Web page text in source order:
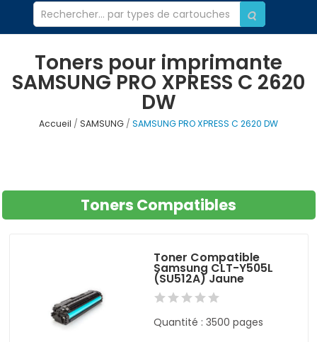
Toners pour imprimante
SAMSUNG PRO XPRESS C 2620
DW
Accueil SAMSUNG SAMSUNG PRO XPRESS C 2620 DW
Toners Compatibles
Toner Compatible
Samsung CLT-Y505L
(SU512A) Jaune
Quantité : 3500 pages